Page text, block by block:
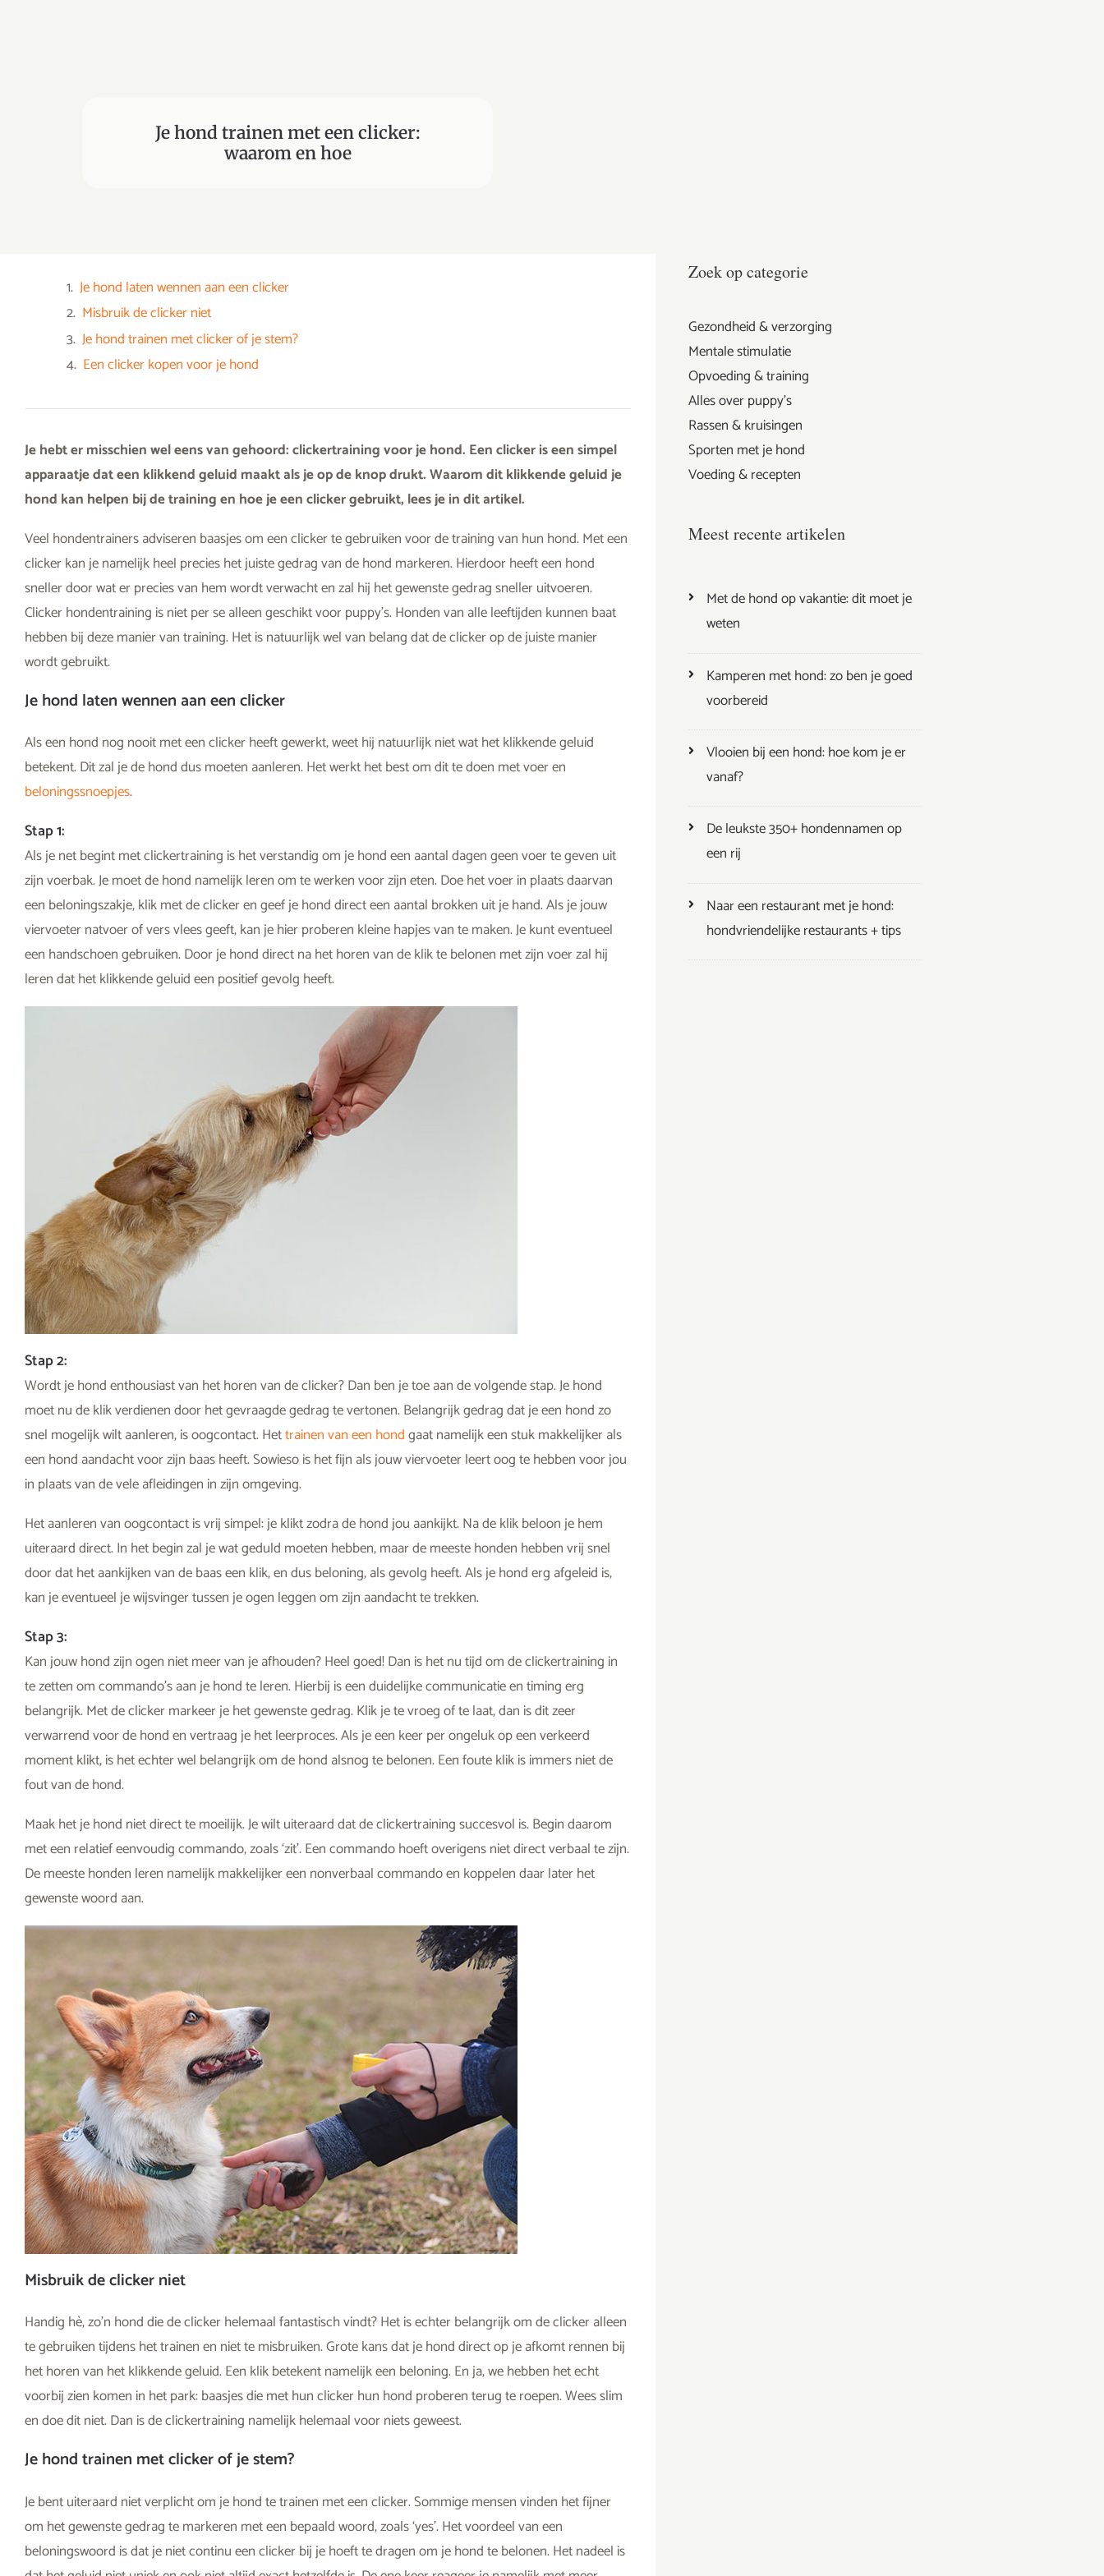
Je hond trainen met een clicker:
waarom en hoe
Je hond laten wennen aan een clicker
Misbruik de clicker niet
Je hond trainen met clicker of je stem?
Een clicker kopen voor je hond
Je hebt er misschien wel eens van gehoord: clickertraining voor je hond. Een clicker is een simpel
apparaatje dat een klikkend geluid maakt als je op de knop drukt. Waarom dit klikkende geluid je
hond kan helpen bij de training en hoe je een clicker gebruikt, lees je in dit artikel.
Veel hondentrainers adviseren baasjes om een clicker te gebruiken voor de training van hun hond. Met een
clicker kan je namelijk heel precies het juiste gedrag van de hond markeren. Hierdoor heeft een hond
sneller door wat er precies van hem wordt verwacht en zal hij het gewenste gedrag sneller uitvoeren.
Clicker hondentraining is niet per se alleen geschikt voor puppy’s. Honden van alle leeftijden kunnen baat
hebben bij deze manier van training. Het is natuurlijk wel van belang dat de clicker op de juiste manier
wordt gebruikt.
Je hond laten wennen aan een clicker
Als een hond nog nooit met een clicker heeft gewerkt, weet hij natuurlijk niet wat het klikkende geluid
betekent. Dit zal je de hond dus moeten aanleren. Het werkt het best om dit te doen met voer en
beloningssnoepjes.
Stap 1:
Als je net begint met clickertraining is het verstandig om je hond een aantal dagen geen voer te geven uit
zijn voerbak. Je moet de hond namelijk leren om te werken voor zijn eten. Doe het voer in plaats daarvan
een beloningszakje, klik met de clicker en geef je hond direct een aantal brokken uit je hand. Als je jouw
viervoeter natvoer of vers vlees geeft, kan je hier proberen kleine hapjes van te maken. Je kunt eventueel
een handschoen gebruiken. Door je hond direct na het horen van de klik te belonen met zijn voer zal hij
leren dat het klikkende geluid een positief gevolg heeft.
Stap 2:
Wordt je hond enthousiast van het horen van de clicker? Dan ben je toe aan de volgende stap. Je hond
moet nu de klik verdienen door het gevraagde gedrag te vertonen. Belangrijk gedrag dat je een hond zo
snel mogelijk wilt aanleren, is oogcontact. Hettrainen van een hondgaat namelijk een stuk makkelijker als
een hond aandacht voor zijn baas heeft. Sowieso is het fijn als jouw viervoeter leert oog te hebben voor jou
in plaats van de vele afleidingen in zijn omgeving.
Het aanleren van oogcontact is vrij simpel: je klikt zodra de hond jou aankijkt. Na de klik beloon je hem
uiteraard direct. In het begin zal je wat geduld moeten hebben, maar de meeste honden hebben vrij snel
door dat het aankijken van de baas een klik, en dus beloning, als gevolg heeft. Als je hond erg afgeleid is,
kan je eventueel je wijsvinger tussen je ogen leggen om zijn aandacht te trekken.
Stap 3:
Kan jouw hond zijn ogen niet meer van je afhouden? Heel goed! Dan is het nu tijd om de clickertraining in
te zetten om commando’s aan je hond te leren. Hierbij is een duidelijke communicatie en timing erg
belangrijk. Met de clicker markeer je het gewenste gedrag. Klik je te vroeg of te laat, dan is dit zeer
verwarrend voor de hond en vertraag je het leerproces. Als je een keer per ongeluk op een verkeerd
moment klikt, is het echter wel belangrijk om de hond alsnog te belonen. Een foute klik is immers niet de
fout van de hond.
Maak het je hond niet direct te moeilijk. Je wilt uiteraard dat de clickertraining succesvol is. Begin daarom
met een relatief eenvoudig commando, zoals ‘zit’. Een commando hoeft overigens niet direct verbaal te zijn.
De meeste honden leren namelijk makkelijker een nonverbaal commando en koppelen daar later het
gewenste woord aan.
Misbruik de clicker niet
Handig hè, zo’n hond die de clicker helemaal fantastisch vindt? Het is echter belangrijk om de clicker alleen
te gebruiken tijdens het trainen en niet te misbruiken. Grote kans dat je hond direct op je afkomt rennen bij
het horen van het klikkende geluid. Een klik betekent namelijk een beloning. En ja, we hebben het echt
voorbij zien komen in het park: baasjes die met hun clicker hun hond proberen terug te roepen. Wees slim
en doe dit niet. Dan is de clickertraining namelijk helemaal voor niets geweest.
Je hond trainen met clicker of je stem?
Je bent uiteraard niet verplicht om je hond te trainen met een clicker. Sommige mensen vinden het fijner
om het gewenste gedrag te markeren met een bepaald woord, zoals ‘yes’. Het voordeel van een
beloningswoord is dat je niet continu een clicker bij je hoeft te dragen om je hond te belonen. Het nadeel is
Zoek op categorie
Gezondheid & verzorging
Mentale stimulatie
Opvoeding & training
Alles over puppy's
Rassen & kruisingen
Sporten met je hond
Voeding & recepten
Meest recente artikelen
Met de hond op vakantie: dit moet je
weten
Kamperen met hond: zo ben je goed
voorbereid
Vlooien bij een hond: hoe kom je er
vanaf?
De leukste 350+ hondennamen op
een rij
Naar een restaurant met je hond:
hondvriendelijke restaurants + tips